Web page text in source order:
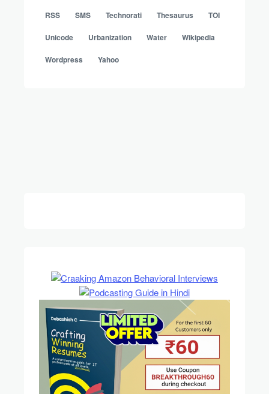
RSS SMS Technorati Thesaurus TOI
Unicode Urbanization Water Wikipedia
Wordpress Yahoo